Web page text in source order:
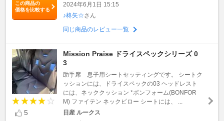
この商品の
価格を比較する
2024年6月1日 15:15
♪柊矢☆さん
同じ商品のレビュー一覧
5
Mission Praise ドライスペックシリーズ 0
3
助手席 息子用シートセッティングです。 シートク
ッションには、ドライスペックの03 ヘッドレスト
には、ネッククッション *ボンフォーム(BONFOR
M) ファイテン ネックピロー シートには、 ...
日産 ルークス